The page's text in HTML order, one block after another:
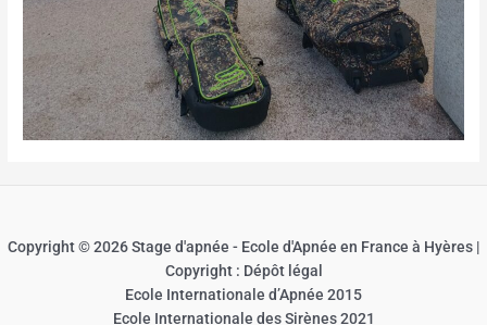
Copyright © 2026 Stage d'apnée - Ecole d'Apnée en France à Hyères |
Copyright : Dépôt légal
Ecole Internationale d’Apnée 2015
Ecole Internationale des Sirènes 2021